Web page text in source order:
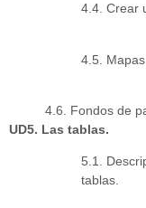
4.4. Crear
4.5.
4.6. Fondos de
UD5. Las tablas.
5.1.
tablas.